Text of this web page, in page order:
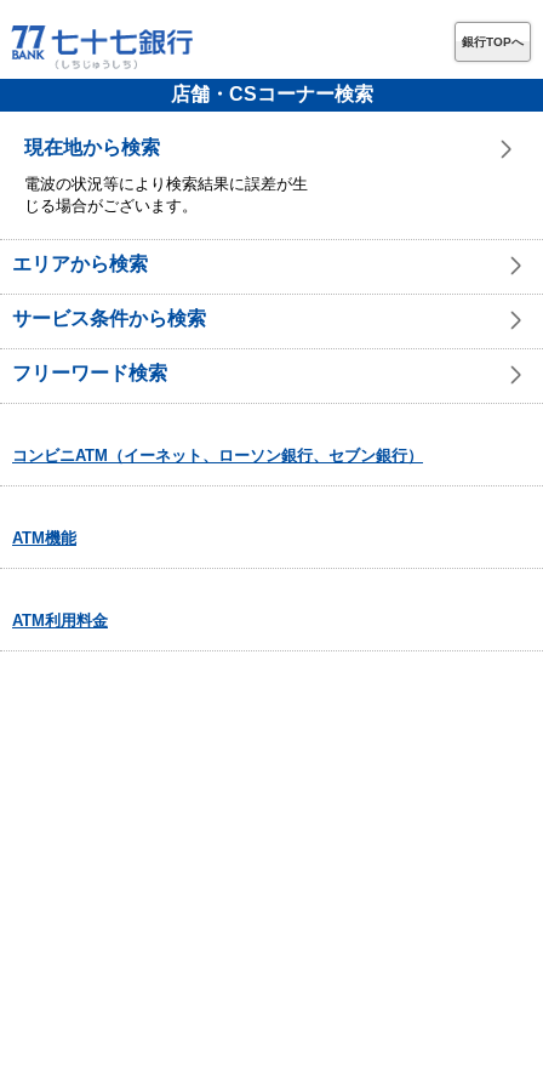
銀行TOPへ
店舗・CSコーナー検索
現在地から検索
電波の状況等により検索結果に誤差が生
じる場合がございます。
エリアから検索
サービス条件から検索
フリーワード検索
コンビニATM（イーネット、ローソン銀行、セブン銀行）
ATM機能
ATM利用料金